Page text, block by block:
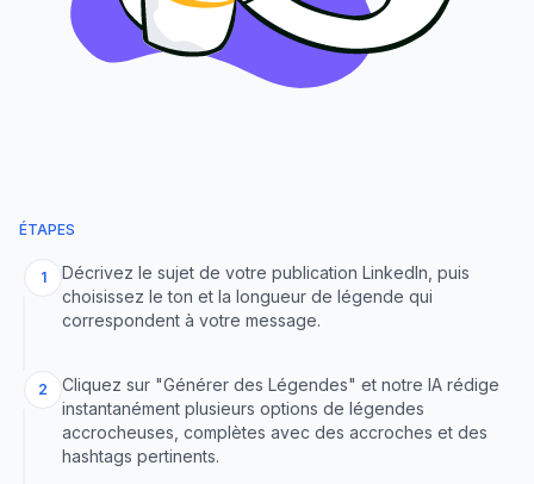
ÉTAPES
1
Décrivez le sujet de votre publication LinkedIn, puis
choisissez le ton et la longueur de légende qui
correspondent à votre message.
2
Cliquez sur "Générer des Légendes" et notre IA rédige
instantanément plusieurs options de légendes
accrocheuses, complètes avec des accroches et des
hashtags pertinents.